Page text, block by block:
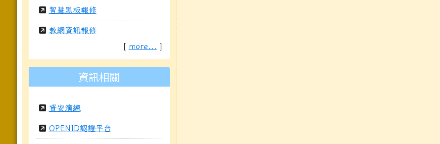
智慧黑板報修
教網資訊報修
[ more... ]
資訊相關
資安演練
OPENID認證平台